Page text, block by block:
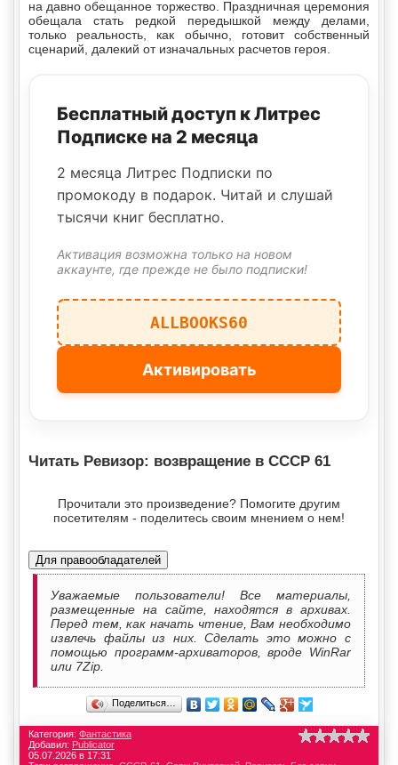
на давно обещанное торжество. Праздничная церемония
обещала стать редкой передышкой между делами,
только реальность, как обычно, готовит собственный
сценарий, далекий от изначальных расчетов героя.
Бесплатный доступ к Литрес
Подписке на 2 месяца
2 месяца Литрес Подписки по
промокоду в подарок. Читай и слушай
тысячи книг бесплатно.
Активация возможна только на новом
аккаунте, где прежде не было подписки!
ALLBOOKS60
Активировать
Читать Ревизор: возвращение в СССР 61
Прочитали это произведение? Помогите другим
посетителям - поделитесь своим мнением о нем!
Для правообладателей
Уважаемые пользователи! Все материалы,
размещенные на сайте, находятся в архивах.
Перед тем, как начать чтение, Вам необходимо
извлечь файлы из них. Сделать это можно с
помощью программ-архиваторов, вроде WinRar
или 7Zip.
Поделиться…
Категория: Фантастика
Добавил: Publicator
05.07.2026 в 17:31